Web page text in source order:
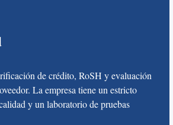
de crédito, RoSH y evaluación
La empresa tiene un estricto
y un laboratorio de pruebas